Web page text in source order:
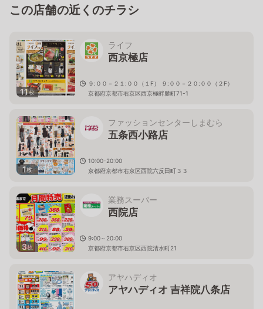
この店舗の近くのチラシ
11枚
ライフ
西京極店
９:００－２１:００（１F） ９:００－２０:００（２F）
京都府京都市右京区西京極畔勝町71-1
1枚
ファッションセンターしまむら
五条西小路店
10:00-20:00
京都府京都市右京区西院六反田町３３
3枚
業務スーパー
西院店
9:00～20:00
京都府京都市右京区西院清水町21
アヤハディオ
アヤハディオ 吉祥院八条店